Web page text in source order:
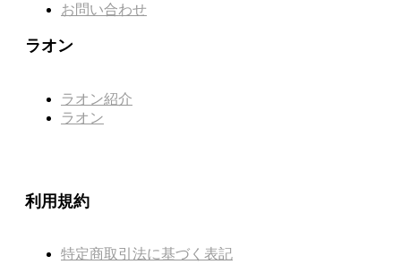
お問い合わせ
ラオン
ラオン紹介
ラオン
利用規約
特定商取引法に基づく表記